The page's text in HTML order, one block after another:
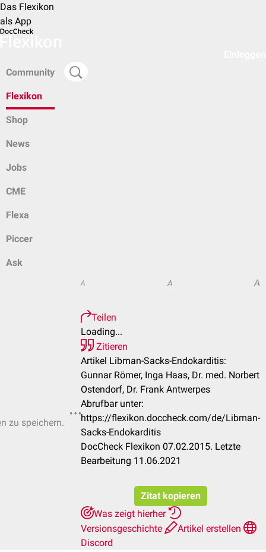
Das Flexikon
als App
Community
Flexikon
Shop
News
Jobs
CME
Flexa
Piccer
Ask
zu speichern.
A A A
Teilen
Loading...
Zitieren
Artikel Libman-Sacks-Endokarditis:
Gunnar Römer, Inga Haas, Dr. med. Norbert
Ostendorf, Dr. Frank Antwerpes
Abrufbar unter:
https://flexikon.doccheck.com/de/Libman-
Sacks-Endokarditis
DocCheck Flexikon 07.02.2015. Letzte
Bearbeitung 11.06.2021
Zitat kopieren
Was zeigt hierher
Versionsgeschichte
Artikel erstellen
Discord